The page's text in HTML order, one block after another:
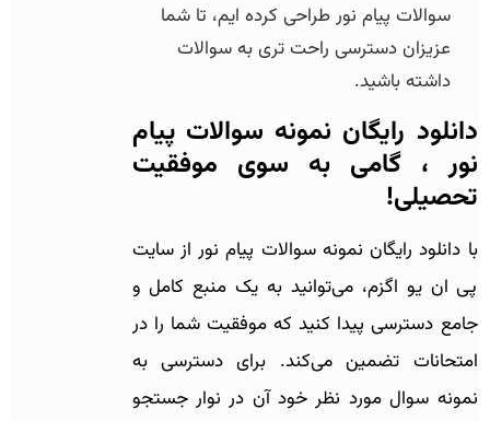
سوالات پیام نور طراحی کرده ایم، تا شما
عزیزان دسترسی راحت تری به سوالات
داشته باشید.
دانلود رایگان نمونه سوالات پیام
نور ، گامی به سوی موفقیت
تحصیلی!
با دانلود رایگان نمونه سوالات پیام نور از سایت
پی ان یو اگزم، می‌توانید به یک منبع کامل و
جامع دسترسی پیدا کنید که موفقیت شما را در
امتحانات تضمین می‌کند. برای دسترسی به
نمونه سوال مورد نظر خود آن در نوار جستجو